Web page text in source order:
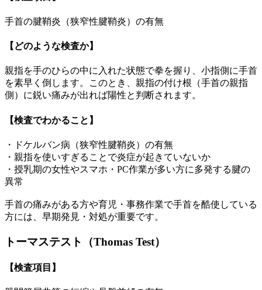
手首の腱鞘炎（狭窄性腱鞘炎）の有無
【どのような検査か】
親指を手のひらの中に入れた状態で拳を握り、小指側に手首
を素早く倒します。このとき、親指の付け根（手首の親指
側）に鋭い痛みが出れば陽性と判断されます。
【検査でわかること】
・ドケルバン病（狭窄性腱鞘炎）の有無
・親指を使いすぎることで炎症が起きていないか
・授乳期の女性やスマホ・PC作業が多い方に多発する腱の
異常
手首の痛みがある方や育児・事務作業で手首を酷使している
方には、早期発見・対処が重要です。
トーマステスト（Thomas Test）
【検査項目】